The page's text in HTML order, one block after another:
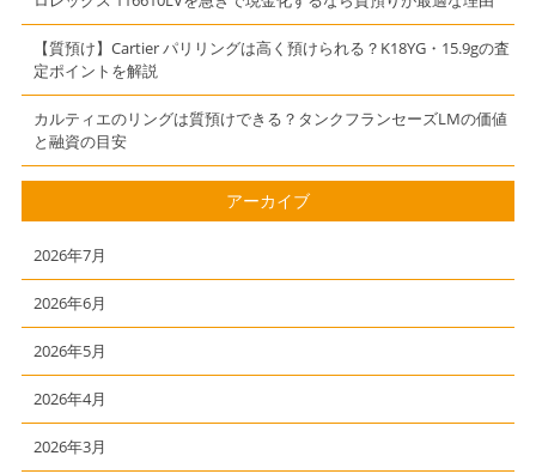
【質預け】Cartier パリリングは高く預けられる？K18YG・15.9gの査
定ポイントを解説
カルティエのリングは質預けできる？タンクフランセーズLMの価値
と融資の目安
アーカイブ
2026年7月
2026年6月
2026年5月
2026年4月
2026年3月